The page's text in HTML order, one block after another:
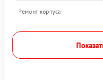
Ремонт корпуса